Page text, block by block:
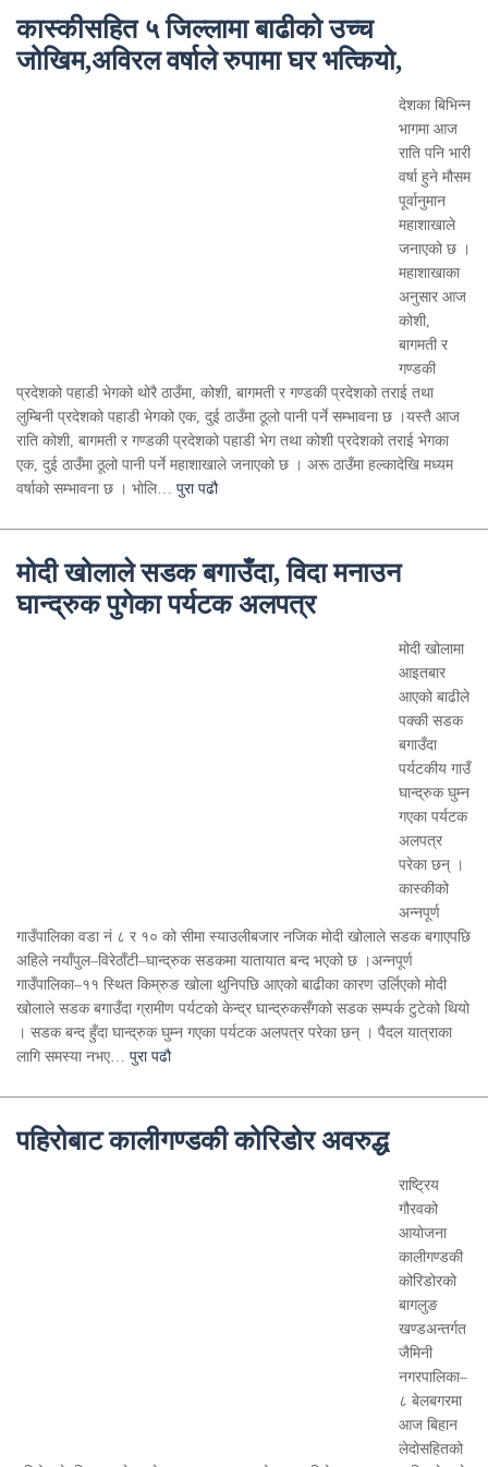
कास्कीसहित ५ जिल्लामा बाढीको उच्च
जोखिम,अविरल वर्षाले रुपामा घर भत्कियो,
देशका बिभिन्न
भागमा आज
राति पनि भारी
वर्षा हुने मौसम
पूर्वानुमान
महाशाखाले
जनाएको छ ।
महाशाखाका
अनुसार आज
कोशी,
बागमती र
गण्डकी
प्रदेशको पहाडी भेगको थोरै ठाउँमा, कोशी, बागमती र गण्डकी प्रदेशको तराई तथा
लुम्बिनी प्रदेशको पहाडी भेगको एक, दुई ठाउँमा ठूलो पानी पर्ने सम्भावना छ ।यस्तै आज
राति कोशी, बागमती र गण्डकी प्रदेशको पहाडी भेग तथा कोशी प्रदेशको तराई भेगका
एक, दुई ठाउँमा ठूलो पानी पर्ने महाशाखाले जनाएको छ । अरू ठाउँमा हल्कादेखि मध्यम
वर्षाको सम्भावना छ । भोलि… पुरा पढौ
मोदी खोलाले सडक बगाउँदा, विदा मनाउन
घान्द्रुक पुगेका पर्यटक अलपत्र
मोदी खोलामा
आइतबार
आएको बाढीले
पक्की सडक
बगाउँदा
पर्यटकीय गाउँ
घान्द्रुक घुम्न
गएका पर्यटक
अलपत्र
परेका छन् ।
कास्कीको
अन्नपूर्ण
गाउँपालिका वडा नं ८ र १० को सीमा स्याउलीबजार नजिक मोदी खोलाले सडक बगाएपछि
अहिले नयाँपुल–विरेठाँटी–घान्द्रुक सडकमा यातायात बन्द भएको छ ।अन्नपूर्ण
गाउँपालिका–११ स्थित किम्रुङ खोला थुनिपछि आएको बाढीका कारण उर्लिएको मोदी
खोलाले सडक बगाउँदा ग्रामीण पर्यटको केन्द्र घान्द्रुकसँगको सडक सम्पर्क टुटेको थियो
। सडक बन्द हुँदा घान्द्रुक घुम्न गएका पर्यटक अलपत्र परेका छन् । पैदल यात्राका
लागि समस्या नभए… पुरा पढौ
पहिरोबाट कालीगण्डकी कोरिडोर अवरुद्ध
राष्ट्रिय
गौरवको
आयोजना
कालीगण्डकी
कोरिडोरको
बागलुङ
खण्डअन्तर्गत
जैमिनी
नगरपालिका–
८ बेलबगरमा
आज बिहान
लेदोसहितको